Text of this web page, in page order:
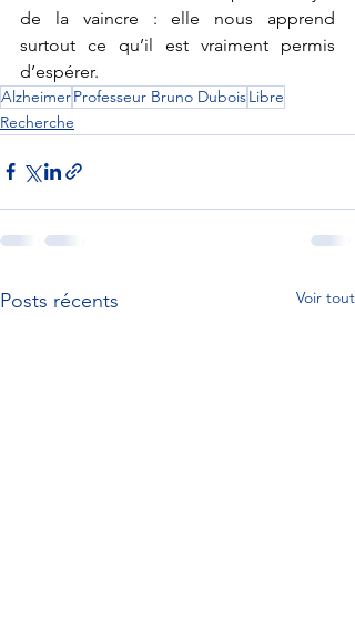
de la vaincre : elle nous apprend
surtout ce qu’il est vraiment permis
d’espérer.
AlzheimerProfesseur Bruno DuboisLibre
Recherche
Posts récents Voir tout